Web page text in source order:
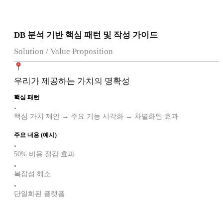
DB 분석 기반 핵심 패턴 및 작성 가이드
Solution / Value Proposition
우리가 제공하는 가치의 명확성
핵심 패턴
•
핵심 가치 제안 → 주요 기능 시각화 → 차별화된 효과
주요 내용 (예시)
•
50% 비용 절감 효과
•
복잡성 해소
•
단일화된 플랫폼